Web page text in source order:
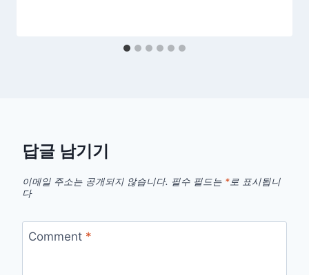
답글 남기기
이메일 주소는 공개되지 않습니다. 필수 필드는 *로 표시됩니
다
Comment *